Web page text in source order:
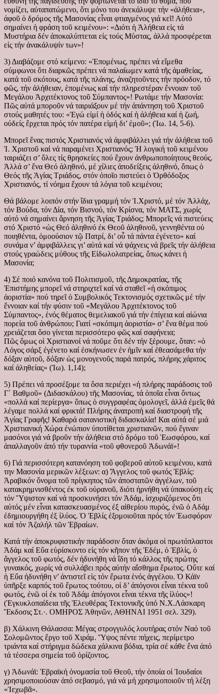
νομίζει, αὐταπατώμενο, ὅτι μόνο του ἀνεκάλυψε τήν «ἀλήθεια»,
ἀφοῦ ὁ δρόμος τῆς Μασονίας εἶναι φτιαγμένος γιά κεῖ! Αὐτό
σημαίνει ἡ φράση τοῦ κειμένου»: «Διότι ἡ Ἀλήθεια εἰς τά
Μυστήρια δέν ἀποκαλύπτεται εἰς τούς Μύστας, ἀλλά προσφέρεται
εἰς τήν ἀνακάλυψίν των»!
3) Διαβάζομε στό κείμενο: «Ἐπομένως, πρέπει νά εἴμεθα
σύμφωνοι ὅτι διαρκῶς πρέπει νά παλαίωμεν κατά τῆς ἀμαθείας,
κατά τοῦ σκότους, κατά τῆς πλάνης, ἀναζητοῦντες τήν πρόοδον, τό
φῶς, τήν ἀλήθειαν, ἑπομένως καί τήν πληρεστέραν ἔννοιαν τοῦ
Μεγάλου Ἀρχιτέκτονος τοῦ Σύμπαντος»! Ρωτάμε τήν Μασονία:
Πῶς αὐτά μποροῦν νά ταιριάξουν μέ τήν ἀπάντηση τοῦ Χριστοῦ
στούς μαθητές του: «Ἐγώ εἰμί ἡ ὁδός καί ἡ ἀλήθεια καί ἡ ζωή,
οὐδείς ἔρχεται πρός τόν πατέρα εἰμή δι’ ἐμοῦ»; (Ἰω. 14, 5-6).
Μπορεῖ ἕνας πιστός Χριστιανός νά ἀμφιβάλλει γιά τήν ἀλήθεια τοῦ
Ἰ. Χριστοῦ καί νά παραμένει Χριστιανός; Ἡ λογική τοῦ κειμένου
ταιριάζει σ’ ὅλες τίς θρησκείες πού ἔχουν ἀνθρωποποίητους θεούς.
Ἀλλά σ’ ἕνα Θεό ἀληθινό, μέ χίλιες ἀποδείξεις ἀληθινό, ὅπως ὁ
Θεός τῆς Ἁγίας Τριάδος, στόν ὁποῖο πιστεύει ὁ Ὀρθόδοξος
Χριστιανός, τί νόημα ἔχουν τά λόγια τοῦ κειμένου;
Θά βάλομε λοιπόν στήν ἴδια γραμμή τόν Ἰ.Χριστό, μέ τόν Ἀλλάχ,
τόν Βούδα, τόν Δία, τόν Βισνού, τόν Κρίσνα, τόν ΜΑΤΣ, χωρίς
αὐτό νά σημαίνει ἄρνηση τῆς Ἀγίας Τριάδος; Μπορεῖς νά πιστεύεις
στό Χριστό «ὡς Θεό ἀληθινό ἐκ Θεοῦ ἀληθινοῦ, γεννηθέντα οὐ
ποιηθέντα, ὁμοούσιον τῷ Πατρί, δι’ οὗ τά πάντα ἐγένετο» καί
συνάμα ν’ ἀμφιβάλλεις γι’ αὐτά καί νά ψάχνεις νά βρεῖς τήν ἀλήθεια
στούς γραώδεις μύθους τῆς Εἰδωλολατρείας, ὅπως κάνει ἡ
Μασονία;
4) Σέ ποιό κανόνα τοῦ Πολιτισμοῦ, τῆς Δημοκρατίας, τῆς
Ἐπιστήμης μπορεῖ νά στηριχτεῖ καί νά σταθεῖ «ἡ σκόπιμος
ἀοριστία» πού τηρεῖ ὁ Συμβολικός Τεκτονισμός σχετικῶς μέ τήν
ἔννοιαν καί τήν φύσιν τοῦ «Μεγάλου Ἀρχιτέκτονος τοῦ
Σύμπαντος», ἑνός θέματος θεμελιακοῦ γιά τήν ἐπίγεια καί αἰώνια
πορεία τοῦ ἀνθρώπου; Γιατί «σκόπιμη ἀοριστία» σ’ ἕνα θέμα πού
χρειάζεται ὅσο γίνεται περισσότερο φῶς καί σαφήνεια;
Πῶς ὅμως οἱ Χριστιανοί νά ποῦμε ὅτι δέν τήν ξέρουμε, ὅταν: «ὁ
Λόγος σάρξ ἐγένετο καί ἐσκήνωσεν ἐν ἡμῖν καί ἐθεασάμεθα τήν
δόξαν αὐτοῦ, δόξαν ὡς μονογενοῦς παρά πατρός, πλήρης χάριτος
καί ἀληθείας» (Ἰω). 1,14);
5) Πρέπει νά προσέξομε τα ὅσα περιέχει «ἡ πλήρης παράδοσις τοῦ
Γ΄ Βαθμοῦ» (Διδασκάλου) τῆς Μασονίας, τά ὁποῖα εἶναι ὄντως
«πολλά καί περίεργα» ὅπως ὁ συγγραφέας ὁμολογεῖ, ἀλλά ἐμεῖς θά
λέγαμε πολλά καί φρικτά! Πλήρης ἀνατροπή καί διαστροφή τῆς
Ἁγίας Γραφῆς! Καθαρά σατανιστική διδασκαλία! Και αὐτά σέ μιά
Χριστιανική Χώρα ἐνώπιον ὑποτίθεται χριστιανῶν, πού ἔγιναν
μασόνοι γιά νά βροῦν τήν ἀλήθεια στό δρόμο τοῦ Ἑωσφόρου, καί
ἀπαλλαγοῦν ἀπό τήν τυραννία «τοῦ φθονεροῦ Ἀδωνάϊ»!
6) Γιά περισσότερη κατανόηση τοῦ φοβεροῦ αὐτοῦ κειμένου, κατά
την Μασονία μερικῶν λέξεων: α) Ἄγγελος τοῦ φωτός Ἐβλίς:
Ἀραβικόν ὄνομα τοῦ πρίγκηπος τῶν ἀποστατῶν ἀγγέλων, τοῦ
κατακρημνισθέντος ἐκ τοῦ οὐρανοῦ, διότι ἠρνήθη νά ὑπακούσῃ εἰς
τόν Ὕψιστον καί νά προσκυνήσει τόν Ἀδάμ, ἰσχυριζόμενος ὅτι
αὐτός μέν εἶναι κατασκευασμένος ἐξ αἰθερίου πυρός, ἐνῶ ὁ Αδάμ
ἐδημιουργήθη ἐξ ἰλύος. Ὁ Ἐβλίς ἐξομοιοῦται πρός τόν Ἑωσφόρον
καί τόν Ἀζαλήλ τῶν Ἑβραίων.
Κατά τήν ἀποκρυφιστικήν παράδοσιν ὅταν ἀκόμα οἱ πρωτόπλαστοι
Ἀδάμ καί Εὔα εὑρίσκοντο εἰς τόν κῆπον τῆς Ἐδέμ, ὁ Ἐβλίς, ὁ
ἄγγελος τοῦ φωτός, δέν ἠδυνήθη νά ἴδη τό κάλλος τῆς πρώτης
γυναικός, χωρίς νά συλλάβει πρός αὐτήν αἴσθημα ἔρωτος. Οὔτε καί
ἡ Εὔα ἠδυνήθη ν’ ἀντιστεῖ εἰς τόν ἔρωτα ἑνός ἀγγέλου. Ὁ Κάϊν
ὑπῆρξε καρπός τοῦ ἔρωτος τούτου, οἱ δ’ ἀπόγονοι εἶναι τέκνα τοῦ
φωτός, ἐνῶ οἱ ἐκ τοῦ Ἀδάμ ἀπόγονοι εἶναι τέκνα τῆς ἰλύος»!
(Ἐγκυκλοπαίδεια τῆς Ἐλευθέρας Τεκτονικῆς ὑπό Ν.Χ.Λάσκαρη
Ἔκδοσις Στ.·. ΟΜΗΡΟΣ Ἀθηνῶν, ΑΘΗΝΑΙ 1951 σελ. 329).
β) Χάλκινη Θάλασσα: Μέγας στρογγυλός λουτήρας στόν Ναό τοῦ
Σολομῶντος ἔργο τοῦ Χιράμ. Ὕψος πέντε πήχεις, περίμετρο
τριάντα καί στήριγμα δώδεκα χάλκινα βόδια, τρία σέ κάθε ἕνα ἀπό
τά τέσσερα σημεία τοῦ ὁρίζοντος.
γ) Ἀδωνάϊ: Ἑβραϊκή ὀνομασία τοῦ Θεοῦ, τήν ὁποία οἱ Ἰουδαίοι
χρησιμοποιούσαν ἀπό σεβασμό, γιά νά μή χρησιμοποιοῦν τή λέξη
«Ἰεχωβᾶ».